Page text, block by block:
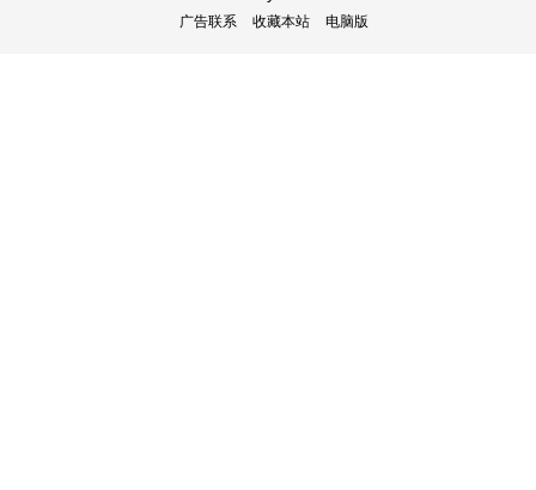
广告联系 收藏本站 电脑版